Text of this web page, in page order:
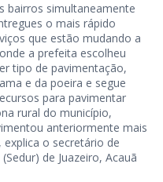
bairros simultaneamente
o mais rápido
que estão mudando a
a prefeita escolheu
tipo de pavimentação,
e da poeira e segue
para pavimentar
rural do município,
anteriormente mais
explica o secretário de
de Juazeiro, Acauã